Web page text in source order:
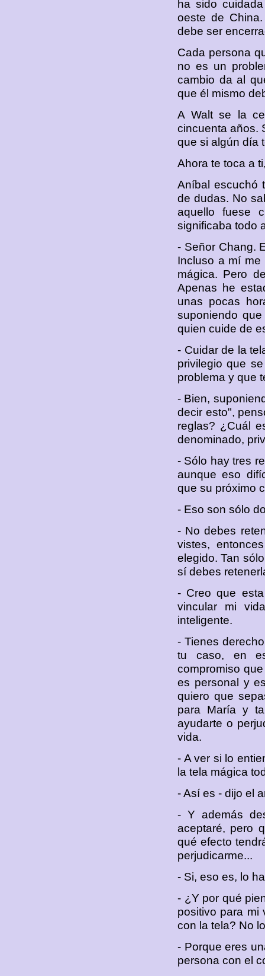
ha sido
oeste de
debe ser
Cada persona
no es un
cambio da al
que él mismo
A Walt se la
cincuenta años.
que si algún día
Ahora te toca a
Aníbal escuchó
de dudas. No
aquello fuese
significaba todo
- Señor Chang.
Incluso a mí me
mágica. Pero
Apenas he
unas pocas
suponiendo
quien cuide de
- Cuidar de la
privilegio que
problema y que
- Bien,
decir esto",
reglas? ¿Cuál
denominado,
- Sólo hay tres
aunque eso
que su próximo
- Eso son sólo
- No debes
vistes,
elegido. Tan
sí debes
- Creo que
vincular mi
inteligente.
- Tienes
tu caso, en
compromiso
es personal y
quiero que
para María y
ayudarte o
vida.
- A ver si lo
la tela mágica
- Así es - dijo el
- Y además
aceptaré, pero
qué efecto
perjudicarme...
- Si, eso es, lo
- ¿Y por qué
positivo para mi
con la tela? No
- Porque eres
persona con el